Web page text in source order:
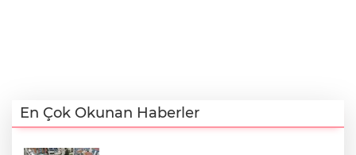
En Çok Okunan Haberler